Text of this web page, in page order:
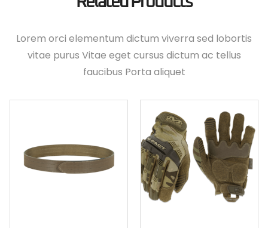
Lorem orci elementum dictum viverra sed lobortis
vitae purus Vitae eget cursus dictum ac tellus
faucibus Porta aliquet